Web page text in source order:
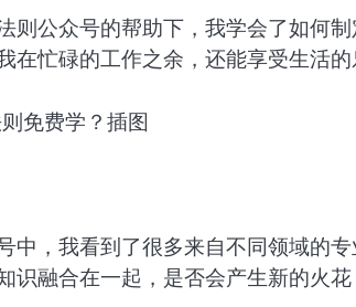
则公众号的帮助下，我学会了如何
忙碌的工作之余，还能享受生活的
中，我看到了很多来自不同领域的
融合在一起，是否会产生新的火花